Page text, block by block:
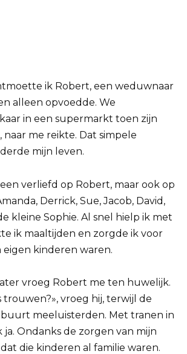
ik Robert, een weduwnaar
alleen opvoedde. We
in een supermarkt toen zijn
naar me reikte. Dat simpele
mijn leven.
verliefd op Robert, maar ook op
Derrick, Sue, Jacob, David,
kleine Sophie. Al snel hielp ik met
ik maaltijden en zorgde ik voor
eigen kinderen waren.
vroeg Robert me ten huwelijk.
trouwen?», vroeg hij, terwijl de
meeluisterden. Met tranen in
ja. Ondanks de zorgen van mijn
die kinderen al familie waren.